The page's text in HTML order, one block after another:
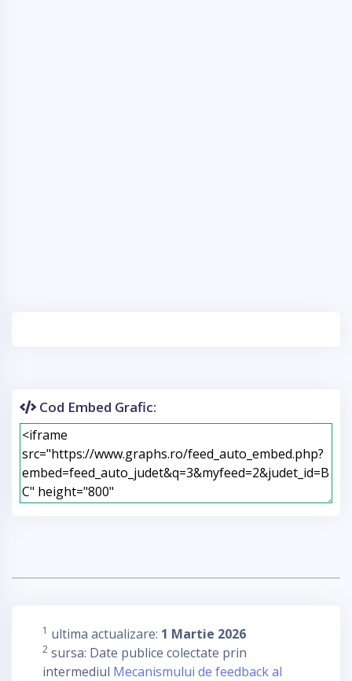
Cod Embed Grafic:
1 ultima actualizare: 1 Martie 2026
2 sursa: Date publice colectate prin
intermediul Mecanismului de feedback al